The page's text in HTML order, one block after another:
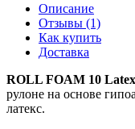
Описание
Отзывы (1)
Как купить
Доставка
ROLL FOAM 10
рулоне на основе
латекс.